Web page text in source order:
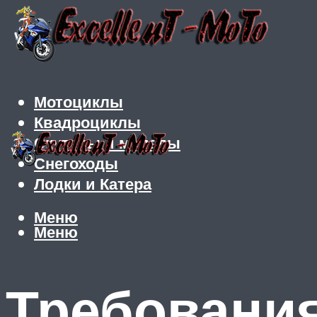
Мотоциклы
Квадроциклы
Скутеры и мопеды
Снегоходы
Лодки и Катера
Меню
Меню